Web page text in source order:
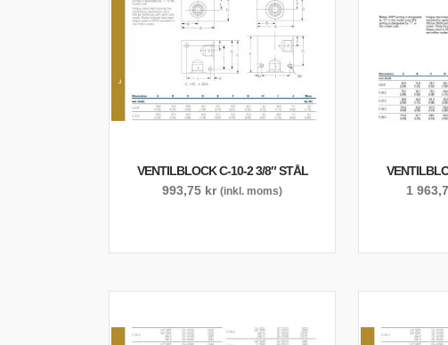
VENTILBLOCK C-10-2 3/8″ STÅL
993,75 kr (inkl. moms)
1